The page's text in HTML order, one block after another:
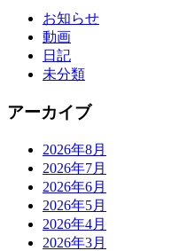
お知らせ
動画
日記
未分類
アーカイブ
2026年8月
2026年7月
2026年6月
2026年5月
2026年4月
2026年3月